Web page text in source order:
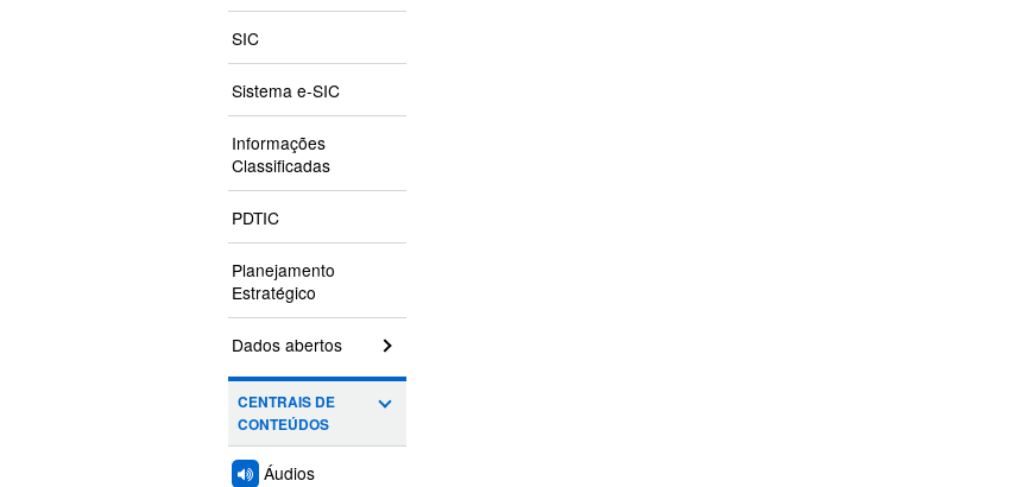
SIC
Sistema e-SIC
Informações
Classificadas
PDTIC
Planejamento
Estratégico
Dados abertos
CENTRAIS DE
CONTEÚDOS
Áudios